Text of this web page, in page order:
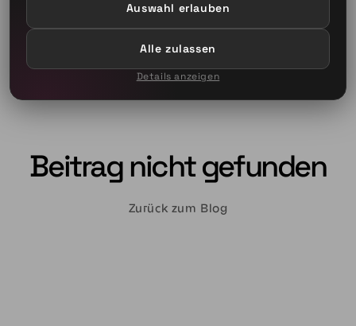
Auswahl erlauben
Alle zulassen
Details anzeigen
Beitrag nicht gefunden
Zurück zum Blog